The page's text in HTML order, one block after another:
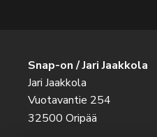
Snap-on / Jari Jaakkola
Jari Jaakkola
Vuotavantie 254
32500 Oripää